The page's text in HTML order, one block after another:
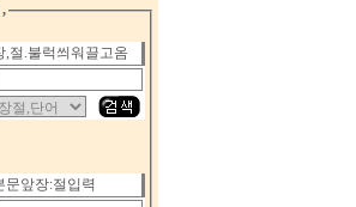
,
,절.불럭씌워끌고옴
문앞장:절입력